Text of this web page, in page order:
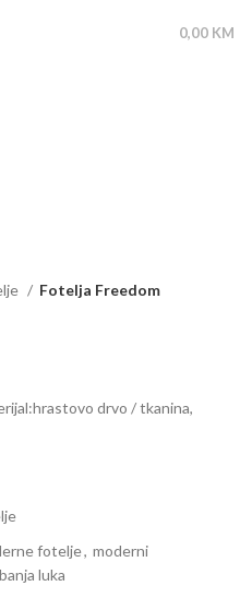
0,00 KM
Fotelja Freedom
drvo / tkanina,
fotelje, moderni
luka